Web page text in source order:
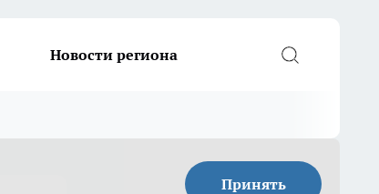
Новости региона
Принять